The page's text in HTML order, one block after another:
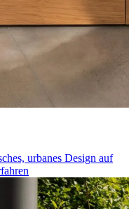
urbanes Design auf